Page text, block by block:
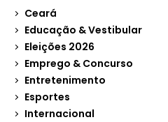
Ceará
Educação & Vestibular
Eleições 2026
Emprego & Concurso
Entretenimento
Esportes
Internacional